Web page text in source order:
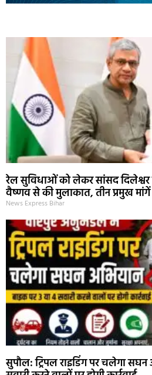
रेल सुविधाओं को लेकर सांसद दिलेश्वर
वैष्णव से की मुलाकात, तीन प्रमुख
News Express Bihar
सुपौल: ट्रिपल राइडिंग पर चलेगा सघन